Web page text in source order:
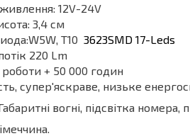
12V-24V
3,4 см
Т10 3623SMD 17-Leds
220 Lm
роботи + 50 000 годин
супер'яскраве, низьке
вогні, підсвітка номера,